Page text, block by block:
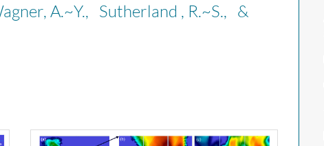
A.~Y., Sutherland , R.~S., &